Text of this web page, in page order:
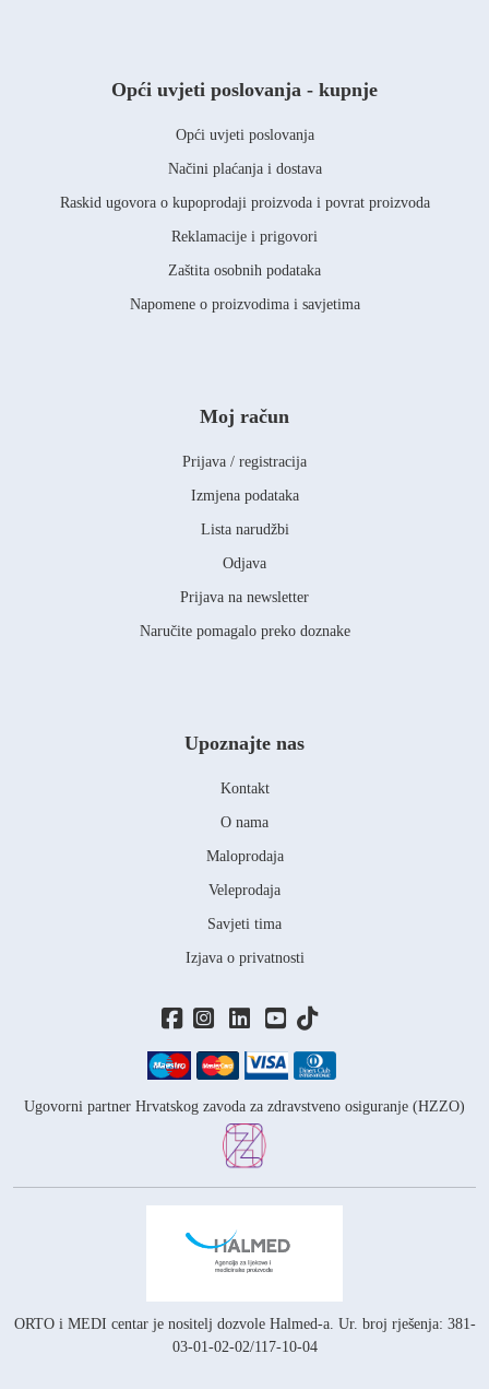
Opći uvjeti poslovanja - kupnje
Opći uvjeti poslovanja
Načini plaćanja i dostava
Raskid ugovora o kupoprodaji proizvoda i povrat proizvoda
Reklamacije i prigovori
Zaštita osobnih podataka
Napomene o proizvodima i savjetima
Moj račun
Prijava / registracija
Izmjena podataka
Lista narudžbi
Odjava
Prijava na newsletter
Naručite pomagalo preko doznake
Ugovorni partner Hrvatskog zavoda za zdravstveno osiguranje (HZZO)
ORTO i MEDI centar je nositelj dozvole Halmed-a. Ur. broj rješenja: 381-
03-01-02-02/117-10-04
Upoznajte nas
Kontakt
O nama
Maloprodaja
Veleprodaja
Savjeti tima
Izjava o privatnosti